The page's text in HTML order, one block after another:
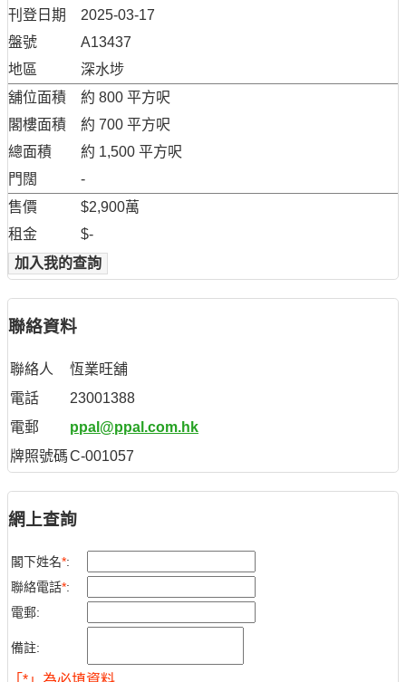
刊登日期
2025-03-17
盤號
A13437
地區
深水埗
舖位面積
約 800 平方呎
閣樓面積
約 700 平方呎
總面積
約 1,500 平方呎
門闊
-
售價
$2,900萬
租金
$-
加入我的查詢
聯絡資料
聯絡人
恆業旺舖
電話
23001388
電郵
ppal@ppal.com.hk
牌照號碼C-001057
網上查詢
閣下姓名*:
聯絡電話*:
電郵:
備註: